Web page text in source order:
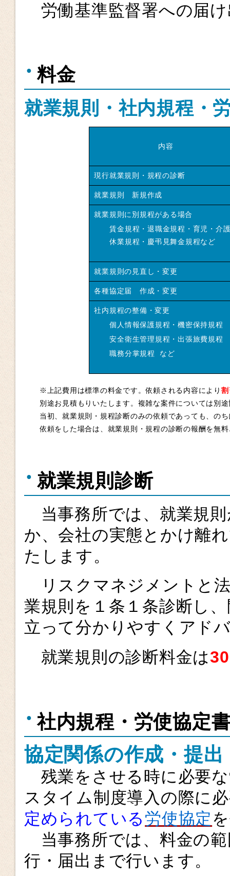
労働基準監督署への届
料金
就業規則・社内規程・
内容
現行就業規則・規程の診断
就業規則 新規作成
就業規則に別規程がある場合
賃金規程・退職金規程・育児・介
休業規程・慶弔見舞金規程など
就業規則の見直し・変更
各種協定届 作成・変更
社内規程の整備・変更
個人情報保護規程・機密保持規程
安全衛生管理規程・出張旅費規程
職務分掌規程 など
※上記費用は標準の料金です。依頼される内容により
別途お見積もりいたします。複雑な案件については別
当初、就業規則・規程診断のみの依頼であっても、の
依頼をした場合は、就業規則・規程の診断の報酬を無
就業規則診断
当事務所では、就業規
か、会社の実態とかけ離
たします。
リスクマネジメントと
業規則を１条１条診断し
立って分かりやすくアド
就業規則の診断料金は
社内規程・労使協定
協定関係の作成・提出
残業をさせる時に必要
スタイム制度導入の際に
定められている労使協定
当事務所では、料金の
行・届出まで行います。